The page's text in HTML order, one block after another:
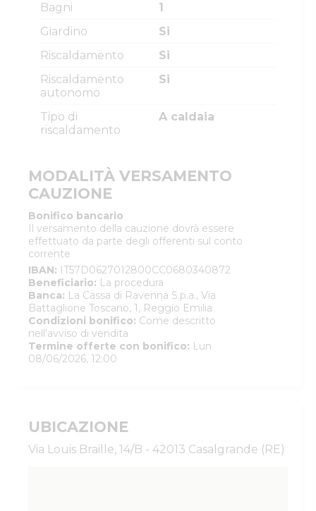
Bagni
1
Giardino
Si
Riscaldamento
Si
Riscaldamento
autonomo
Si
Tipo di
riscaldamento
A caldaia
MODALITÀ VERSAMENTO
CAUZIONE
Bonifico bancario
Il versamento della cauzione dovrà essere
effettuato da parte degli offerenti sul conto
corrente
IBAN: IT57D0627012800CC0680340872
Beneficiario: La procedura
Banca: La Cassa di Ravenna S.p.a., Via
Battaglione Toscano, 1, Reggio Emilia
Condizioni bonifico: Come descritto
nell'avviso di vendita
Termine offerte con bonifico: Lun
08/06/2026, 12:00
UBICAZIONE
Via Louis Braille, 14/B - 42013 Casalgrande (RE)